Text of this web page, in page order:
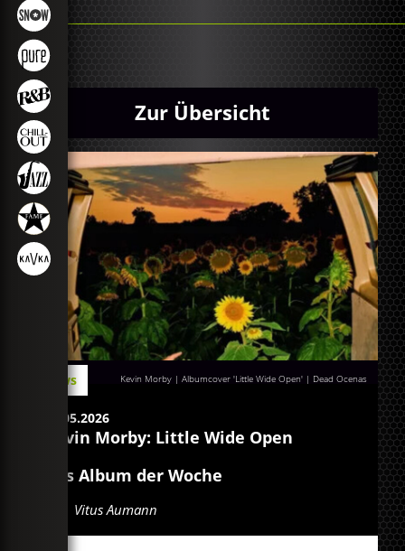
Zur Übersicht
Kevin Morby | Albumcover 'Little Wide Open' | Dead Ocenas
News
18.05.2026
Kevin Morby: Little Wide Open
Das Album der Woche
Vitus Aumann